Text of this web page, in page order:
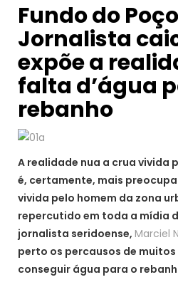
Fundo do
Jornalista
expõe a
falta d’água
rebanho
A realidade nua a crua vivida
é, certamente, mais
vivida pelo homem da zona
repercutido em toda a mídia
jornalista seridoense, Marciel
perto os percausos de
conseguir água para o